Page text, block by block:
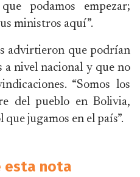
podamos empezar;
ministros aquí”.
advirtieron que podrían
a nivel nacional y que no
“Somos los
del pueblo en Bolivia,
jugamos en el país”.
esta nota